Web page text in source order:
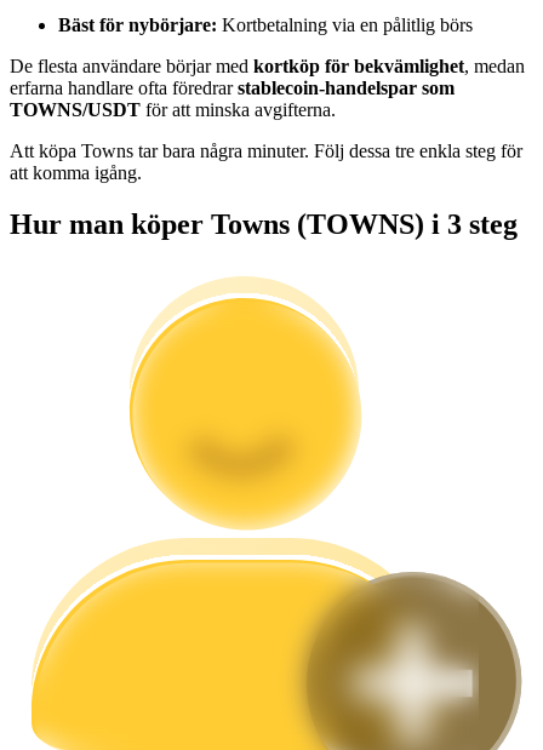
Information
Big data-analys inklusive handelsinformation, etc.
Futures startguide
Bäst för nybörjare: Kortbetalning via en pålitlig börs
De flesta användare börjar med kortköp för bekvämlighet, medan
erfarna handlare ofta föredrarstablecoin-handelspar som
TOWNS/USDT för att minska avgifterna.
Att köpa Towns tar bara några minuter. Följ dessa tre enkla steg för
att komma igång.
Hur man köper Towns (TOWNS) i 3 steg